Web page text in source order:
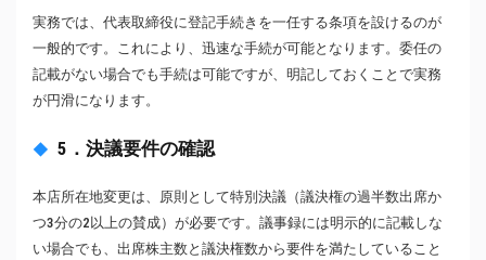
実務では、代表取締役に登記手続きを一任する条項を設けるのが
一般的です。これにより、迅速な手続が可能となります。委任の
記載がない場合でも手続は可能ですが、明記しておくことで実務
が円滑になります。
5．決議要件の確認
本店所在地変更は、原則として特別決議（議決権の過半数出席か
つ3分の2以上の賛成）が必要です。議事録には明示的に記載しな
い場合でも、出席株主数と議決権数から要件を満たしていること